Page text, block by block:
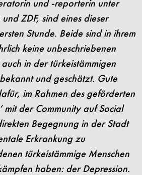
und -reporterin unter
ZDF, sind eines dieser
Stunde. Beide sind in ihrem
keine unbeschriebenen
in der türkeistämmigen
und geschätzt. Gute
im Rahmen des geförderten
mit der Community auf Social
Begegnung in der Stadt
Erkrankung zu
türkeistämmige Menschen
haben: der Depression.